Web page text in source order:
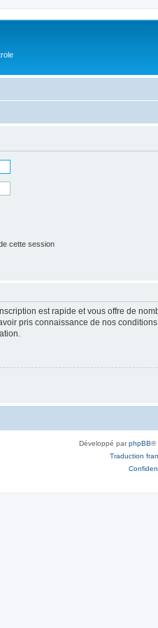
cette session
est rapide et vous offre de
pris connaissance de nos
Développé parphpBB®
Traduction